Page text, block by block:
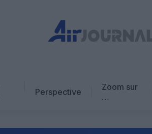
Perspective
Zoom sur
…